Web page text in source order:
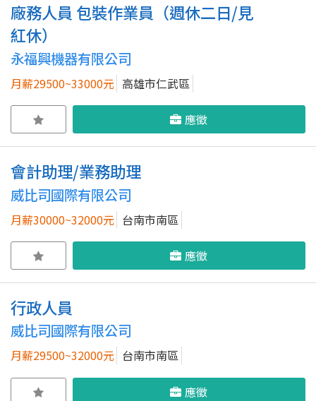
廠務人員 包裝作業員（週休二日/見
紅休）
永福興機器有限公司
月薪29500~33000元 高雄市仁武區
應徵
會計助理/業務助理
威比司國際有限公司
月薪30000~32000元 台南市南區
應徵
行政人員
威比司國際有限公司
月薪29500~32000元 台南市南區
應徵